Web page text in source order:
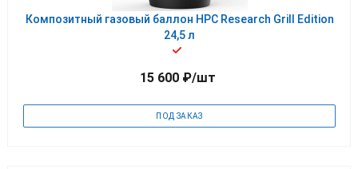
Композитный газовый баллон HPC Research Grill Edition
24,5 л
15 600 ₽/шт
ПОД ЗАКАЗ